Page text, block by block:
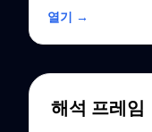
열기 →
해석 프레임